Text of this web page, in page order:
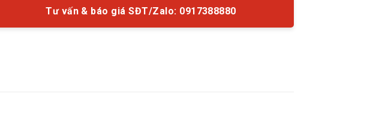
Tư vấn & báo giá SĐT/Zalo: 0917388880